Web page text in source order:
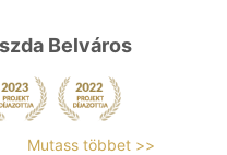
Belváros
Mutass többet >>